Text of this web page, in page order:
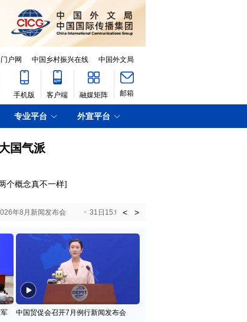
户网 中国乡村振兴在线 中国外文局
手机版 客户端 融媒矩阵 邮箱
专业平台 外宣平台
国气派
个概念真不一样]
年8月新闻发布会 31日15:00 国新办就加快推动“十五五”时期退役
< >
中国贸促会召开7月例行新闻发布会